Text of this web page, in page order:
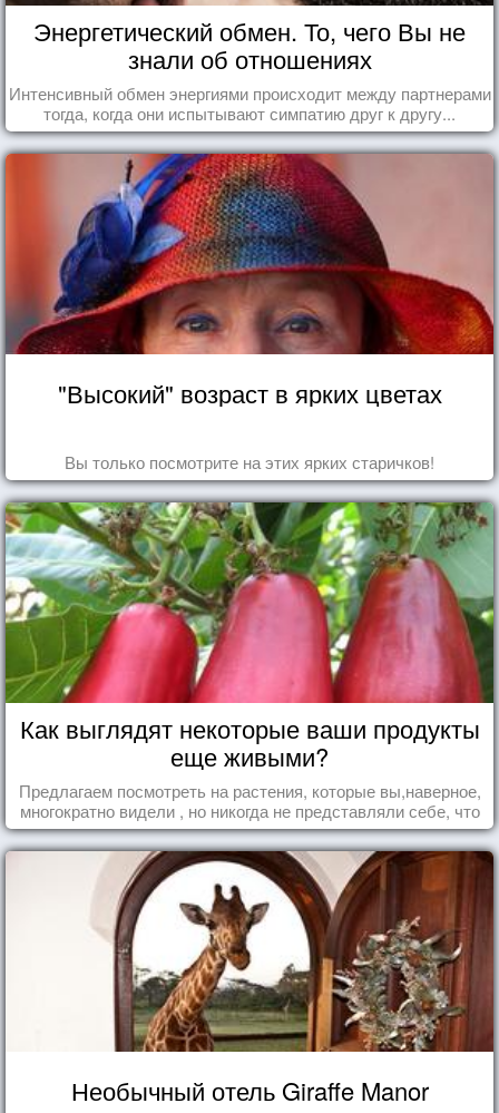
Энергетический обмен. То, чего Вы не
знали об отношениях
Интенсивный обмен энергиями происходит между партнерами
тогда, когда они испытывают симпатию друг к другу...
"Высокий" возраст в ярких цветах
Вы только посмотрите на этих ярких старичков!
Как выглядят некоторые ваши продукты
еще живыми?
Предлагаем посмотреть на растения, которые вы,наверное,
многократно видели , но никогда не представляли себе, что
употребляете их в пищу.
Необычный отель Giraffe Manor